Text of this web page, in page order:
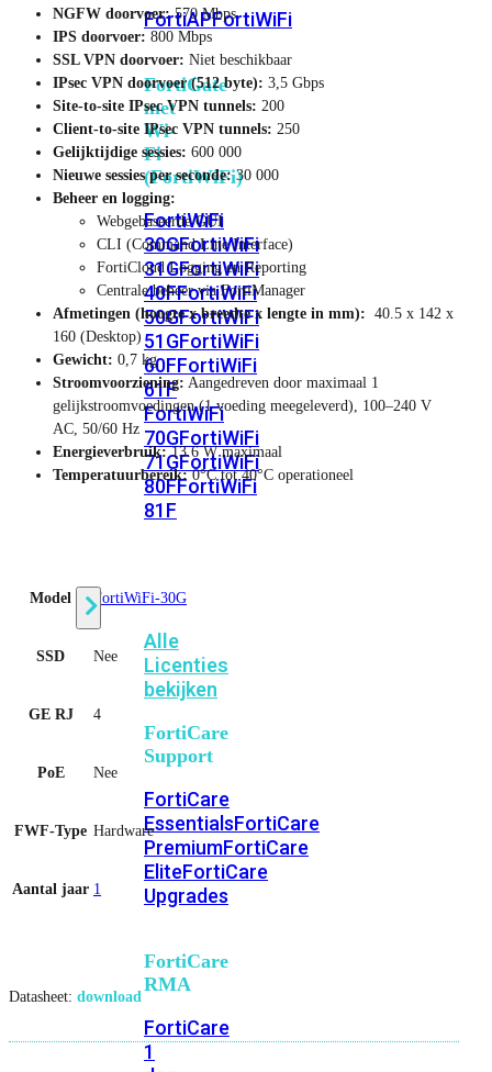
FortiAPFortiWiFi
FortiGate
met
Wi-
Fi
(FortiWiFi)
FortiWiFi
30GFortiWiFi
31GFortiWiFi
40FFortiWiFi
50GFortiWiFi
51GFortiWiFi
60FFortiWiFi
61F
FortiWiFi
70GFortiWiFi
71GFortiWiFi
80FFortiWiFi
81F
Alle
Licenties
bekijken
FortiCare
Support
FortiCare
EssentialsFortiCare
PremiumFortiCare
EliteFortiCare
Upgrades
FortiCare
RMA
FortiCare
1
NGFW doorvoer:570 Mbps
IPS doorvoer: 800 Mbps
SSL VPN doorvoer: Niet beschikbaar
IPsec VPN doorvoer (512 byte): 3,5 Gbps
Site-to-site IPsec VPN tunnels: 200
Client-to-site IPsec VPN tunnels: 250
Gelijktijdige sessies: 600 000
Nieuwe sessies per seconde:30 000
Beheer en logging:
Webgebaseerde GUI
CLI (Command Line Interface)
FortiCloud Logging en Reporting
Centrale beheer via FortiManager
Afmetingen (hoogte x breedte x lengte in mm): 40.5 x 142 x
160 (Desktop)
Gewicht: 0,7 kg
Stroomvoorziening: Aangedreven door maximaal 1
gelijkstroomvoedingen (1 voeding meegeleverd), 100–240 V
AC, 50/60 Hz
Energieverbruik:13.6 W maximaal
Temperatuurbereik:0°C tot 40°C operationeel
Model FortiWiFi-30G
SSD Nee
GE RJ 4
PoE Nee
FWF-Type Hardware
Aantal jaar 1
Datasheet: download